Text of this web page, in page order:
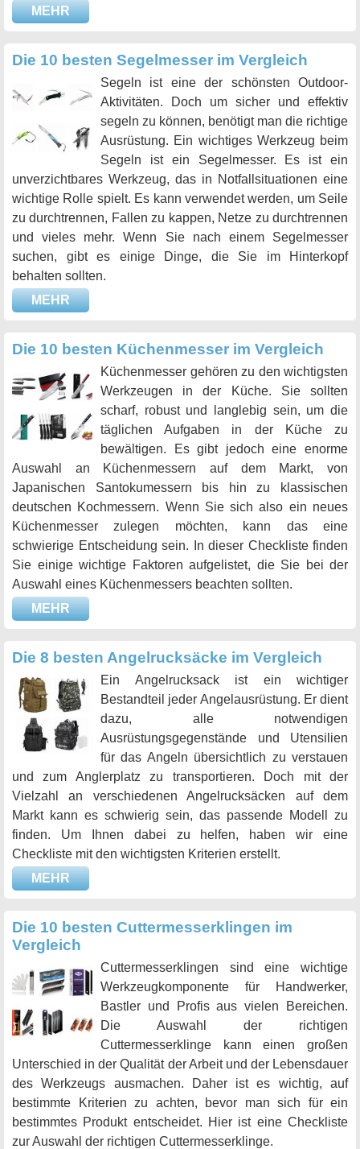
MEHR
Die 10 besten Segelmesser im Vergleich
Segeln ist eine der schönsten Outdoor-
Aktivitäten. Doch um sicher und effektiv
segeln zu können, benötigt man die richtige
Ausrüstung. Ein wichtiges Werkzeug beim
Segeln ist ein Segelmesser. Es ist ein
unverzichtbares Werkzeug, das in Notfallsituationen eine
wichtige Rolle spielt. Es kann verwendet werden, um Seile
zu durchtrennen, Fallen zu kappen, Netze zu durchtrennen
und vieles mehr. Wenn Sie nach einem Segelmesser
suchen, gibt es einige Dinge, die Sie im Hinterkopf
behalten sollten.
MEHR
Die 10 besten Küchenmesser im Vergleich
Küchenmesser gehören zu den wichtigsten
Werkzeugen in der Küche. Sie sollten
scharf, robust und langlebig sein, um die
täglichen Aufgaben in der Küche zu
bewältigen. Es gibt jedoch eine enorme
Auswahl an Küchenmessern auf dem Markt, von
Japanischen Santokumessern bis hin zu klassischen
deutschen Kochmessern. Wenn Sie sich also ein neues
Küchenmesser zulegen möchten, kann das eine
schwierige Entscheidung sein. In dieser Checkliste finden
Sie einige wichtige Faktoren aufgelistet, die Sie bei der
Auswahl eines Küchenmessers beachten sollten.
MEHR
Die 8 besten Angelrucksäcke im Vergleich
Ein Angelrucksack ist ein wichtiger
Bestandteil jeder Angelausrüstung. Er dient
dazu, alle notwendigen
Ausrüstungsgegenstände und Utensilien
für das Angeln übersichtlich zu verstauen
und zum Anglerplatz zu transportieren. Doch mit der
Vielzahl an verschiedenen Angelrucksäcken auf dem
Markt kann es schwierig sein, das passende Modell zu
finden. Um Ihnen dabei zu helfen, haben wir eine
Checkliste mit den wichtigsten Kriterien erstellt.
MEHR
Die 10 besten Cuttermesserklingen im
Vergleich
Cuttermesserklingen sind eine wichtige
Werkzeugkomponente für Handwerker,
Bastler und Profis aus vielen Bereichen.
Die Auswahl der richtigen
Cuttermesserklinge kann einen großen
Unterschied in der Qualität der Arbeit und der Lebensdauer
des Werkzeugs ausmachen. Daher ist es wichtig, auf
bestimmte Kriterien zu achten, bevor man sich für ein
bestimmtes Produkt entscheidet. Hier ist eine Checkliste
zur Auswahl der richtigen Cuttermesserklinge.